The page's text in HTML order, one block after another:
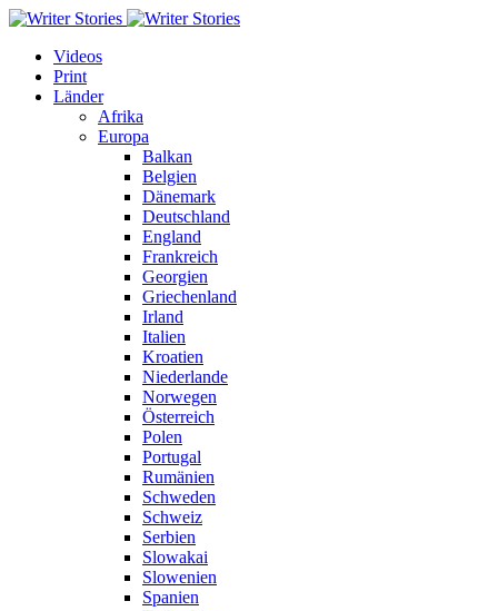
Videos
Print
Länder
Afrika
Europa
Balkan
Belgien
Dänemark
Deutschland
England
Frankreich
Georgien
Griechenland
Irland
Italien
Kroatien
Niederlande
Norwegen
Österreich
Polen
Portugal
Rumänien
Schweden
Schweiz
Serbien
Slowakai
Slowenien
Spanien